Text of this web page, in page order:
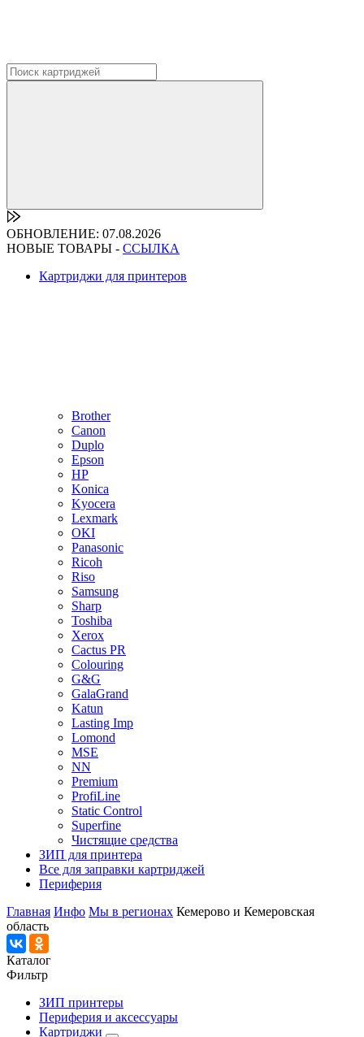
ОБНОВЛЕНИЕ: 07.08.2026
НОВЫЕ ТОВАРЫ - ССЫЛКА
Картриджи для принтеров
Brother
Canon
Duplo
Epson
HP
Konica
Kyocera
Lexmark
OKI
Panasonic
Ricoh
Riso
Samsung
Sharp
Toshiba
Xerox
Cactus PR
Colouring
G&G
GalaGrand
Katun
Lasting Imp
Lomond
MSE
NN
Premium
ProfiLine
Static Control
Superfine
Чистящие средства
ЗИП для принтера
Все для заправки картриджей
Периферия
Главная Инфо Мы в регионах Кемерово и Кемеровская
область
Каталог
Фильтр
ЗИП принтеры
Периферия и аксессуары
Картриджи